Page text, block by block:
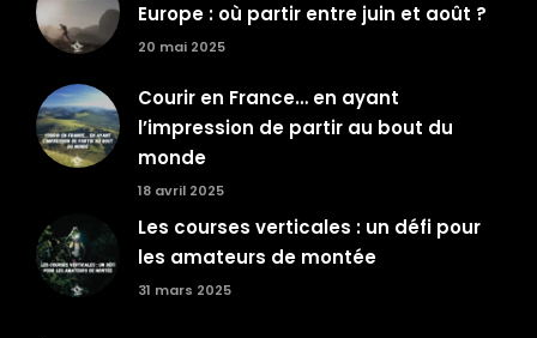
Europe : où partir entre juin et août ?
20 mai 2025
Courir en France… en ayant
l’impression de partir au bout du
monde
18 avril 2025
Les courses verticales : un défi pour
les amateurs de montée
31 mars 2025